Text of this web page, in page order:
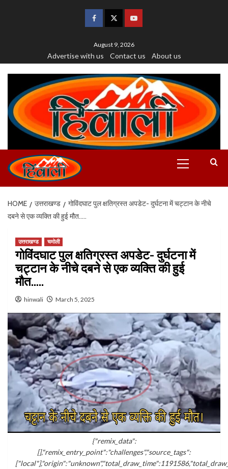
August 9, 2026
Advertise with us Contact us About us
HOME उत्तराखण्ड
गोविंदघाट पुल क्षतिग्रस्त अपडेट- दुर्घटना में चट्टान के नीचे
दबने से एक व्यक्ति की हुई मौत…..
उत्तराखण्ड चमोली
गोविंदघाट पुल क्षतिग्रस्त अपडेट- दुर्घटना में
चट्टान के नीचे दबने से एक व्यक्ति की हुई
मौत…..
hinwali March 5, 2025
{"remix_data":
[],"remix_entry_point":"challenges","source_tags":